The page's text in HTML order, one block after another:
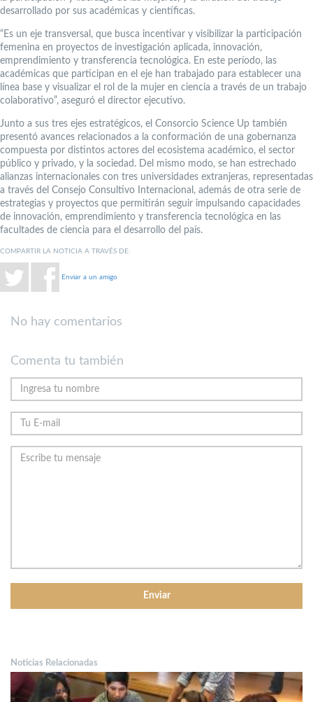
desarrollado por sus académicas y científicas.
“Es un eje transversal, que busca incentivar y visibilizar la participación
femenina en proyectos de investigación aplicada, innovación,
emprendimiento y transferencia tecnológica. En este período, las
académicas que participan en el eje han trabajado para establecer una
línea base y visualizar el rol de la mujer en ciencia a través de un trabajo
colaborativo”, aseguró el director ejecutivo.
Junto a sus tres ejes estratégicos, el Consorcio Science Up también
presentó avances relacionados a la conformación de una gobernanza
compuesta por distintos actores del ecosistema académico, el sector
público y privado, y la sociedad. Del mismo modo, se han estrechado
alianzas internacionales con tres universidades extranjeras, representadas
a través del Consejo Consultivo Internacional, además de otra serie de
estrategias y proyectos que permitirán seguir impulsando capacidades
de innovación, emprendimiento y transferencia tecnológica en las
facultades de ciencia para el desarrollo del país.
COMPARTIR LA NOTICIA A TRAVÉS DE:
Enviar a un amigo
No hay comentarios
Comenta tu también
Noticias Relacionadas